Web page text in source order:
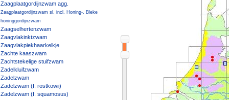
Zaagplaatgordijnzwam agg.
Zaagplaatgordijnzwam sl, incl. Honing-, Bleke
honinggordijnzwam
Zaagselhertenzwam
Zaagvlakinktzwam
Zaagvlakpiekhaarkelkje
Zachte kaaszwam
Zachtstekelige stuifzwam
Zadelkluifzwam
Zadelzwam
Zadelzwam (f. rostkowii)
Zadelzwam (f. squamosus)